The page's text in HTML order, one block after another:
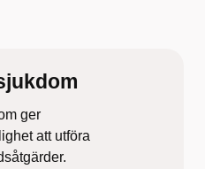
ger
att utföra